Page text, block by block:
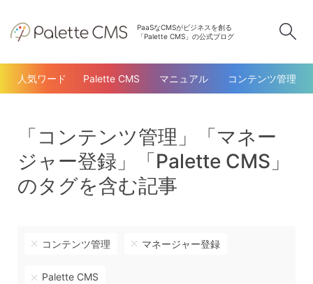
PaaSなCMSがビジネスを創る
「Palette CMS」の公式ブログ
人気ワード Palette CMS マニュアル コンテンツ管理
「コンテンツ管理」「マネー
ジャー登録」「Palette CMS」
のタグを含む記事
コンテンツ管理 マネージャー登録
Palette CMS